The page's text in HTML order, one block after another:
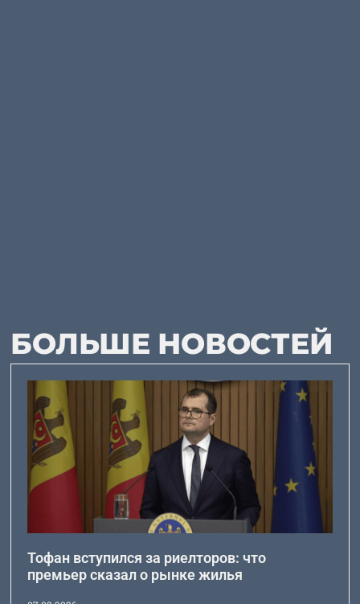
БОЛЬШЕ НОВОСТЕЙ
Тофан вступился за риелторов: что
премьер сказал о рынке жилья